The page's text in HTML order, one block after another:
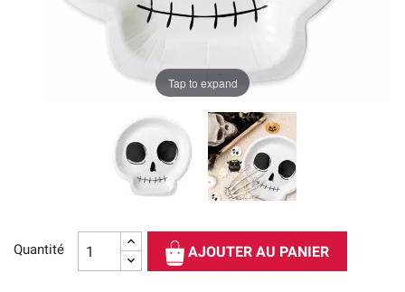
Tap to expand
Quantité AJOUTER AU PANIER